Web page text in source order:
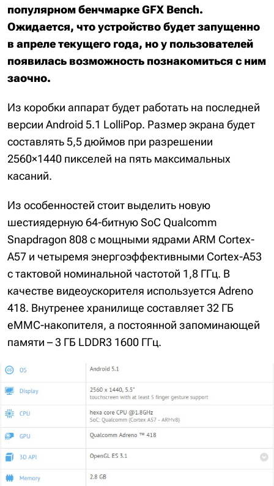
популярном бенчмарке GFX Bench.
Ожидается, что устройство будет запущенно
в апреле текущего года, но у пользователей
появилась возможность познакомиться с ним
заочно.
Из коробки аппарат будет работать на последней
версии Android 5.1 LolliPop. Размер экрана будет
составлять 5,5 дюймов при разрешении
2560×1440 пикселей на пять максимальных
касаний.
Из особенностей стоит выделить новую
шестиядерную 64-битную SoC Qualcomm
Snapdragon 808 с мощными ядрами ARM Cortex-
A57 и четыремя энергоэффективными Cortex-A53
с тактовой номинальной частотой 1,8 ГГц. В
качестве видеоускорителя используется Adreno
418. Внутренее хранилище составляет 32 ГБ
eMMC-накопителя, а постоянной запоминающей
памяти – 3 ГБ LDDR3 1600 ГГц.